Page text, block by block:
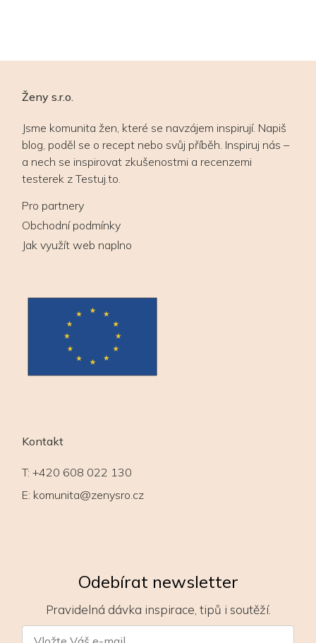
Ženy s.r.o.
Jsme komunita žen, které se navzájem inspirují. Napiš
blog, poděl se o recept nebo svůj příběh. Inspiruj nás –
a nech se inspirovat zkušenostmi a recenzemi
testerek z Testuj.to.
Pro partnery
Obchodní podmínky
Jak využít web naplno
Kontakt
T: +420 608 022 130
E: komunita@zenysro.cz
Odebírat newsletter
Pravidelná dávka inspirace, tipů i soutěží.